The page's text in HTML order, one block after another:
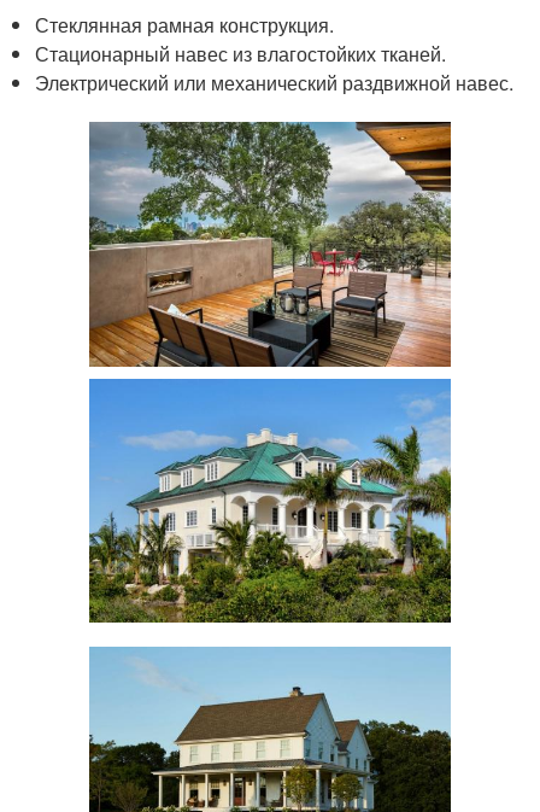
Стеклянная рамная конструкция.
Стационарный навес из влагостойких тканей.
Электрический или механический раздвижной навес.